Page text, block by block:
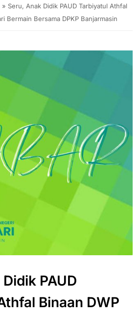
» Seru, Anak Didik PAUD Tarbiyatul Athfal
Bermain Bersama DPKP Banjarmasin
PAUD
Binaan DWP